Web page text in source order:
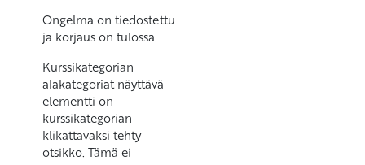
Ongelma on tiedostettu
ja korjaus on tulossa.
Kurssikategorian
alakategoriat näyttävä
elementti on
kurssikategorian
klikattavaksi tehty
otsikko. Tämä ei